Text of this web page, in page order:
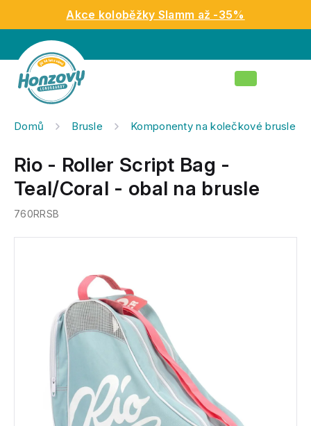
obsah
Akce koloběžky Slamm až -35%
Nákupní
Domů Brusle Komponenty na kolečkové brusle
Rio - Roller Script Bag -
Teal/Coral - obal na brusle
760RRSB